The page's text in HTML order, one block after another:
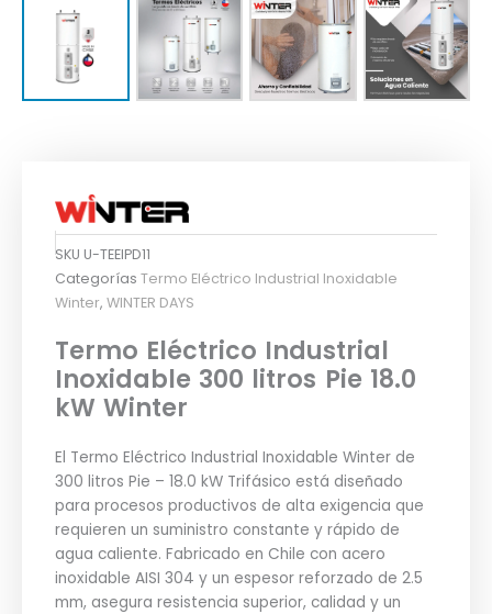
SKU U-TEEIPD11
Categorías Termo Eléctrico Industrial Inoxidable
Winter, WINTER DAYS
Termo Eléctrico Industrial
Inoxidable 300 litros Pie 18.0
kW Winter
El Termo Eléctrico Industrial Inoxidable Winter de
300 litros Pie – 18.0 kW Trifásico está diseñado
para procesos productivos de alta exigencia que
requieren un suministro constante y rápido de
agua caliente. Fabricado en Chile con acero
inoxidable AISI 304 y un espesor reforzado de 2.5
mm, asegura resistencia superior, calidad y un